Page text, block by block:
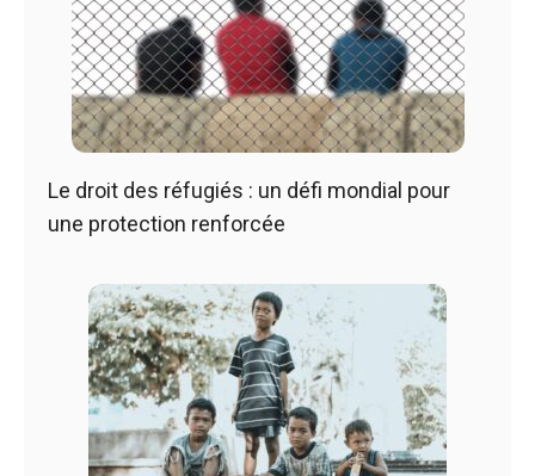
Le droit des réfugiés : un défi mondial pour
une protection renforcée